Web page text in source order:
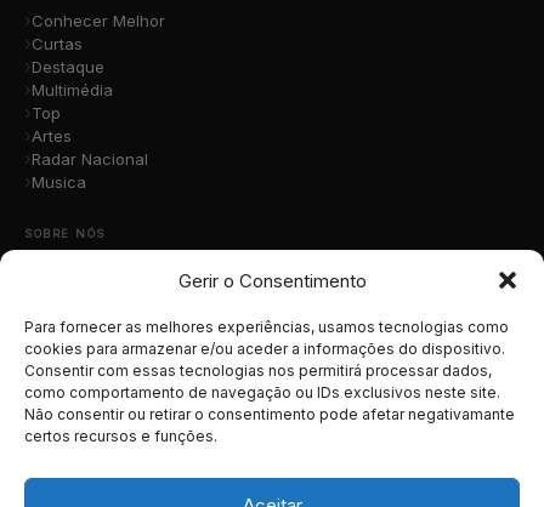
Gerir o Consentimento
Para fornecer as melhores experiências, usamos tecnologias como
cookies para armazenar e/ou aceder a informações do dispositivo.
Consentir com essas tecnologias nos permitirá processar dados,
como comportamento de navegação ou IDs exclusivos neste site.
Não consentir ou retirar o consentimento pode afetar negativamante
certos recursos e funções.
Conhecer Melhor
Curtas
Destaque
Multimédia
Top
Artes
Radar Nacional
Musica
SOBRE NÓS
Contacto
Submete a Tua Música
Publicidade
Apoiar o Projeto